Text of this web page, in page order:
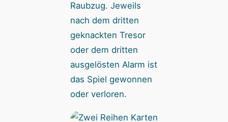
Raubzug. Jeweils
nach dem dritten
geknackten Tresor
oder dem dritten
ausgelösten Alarm ist
das Spiel gewonnen
oder verloren.